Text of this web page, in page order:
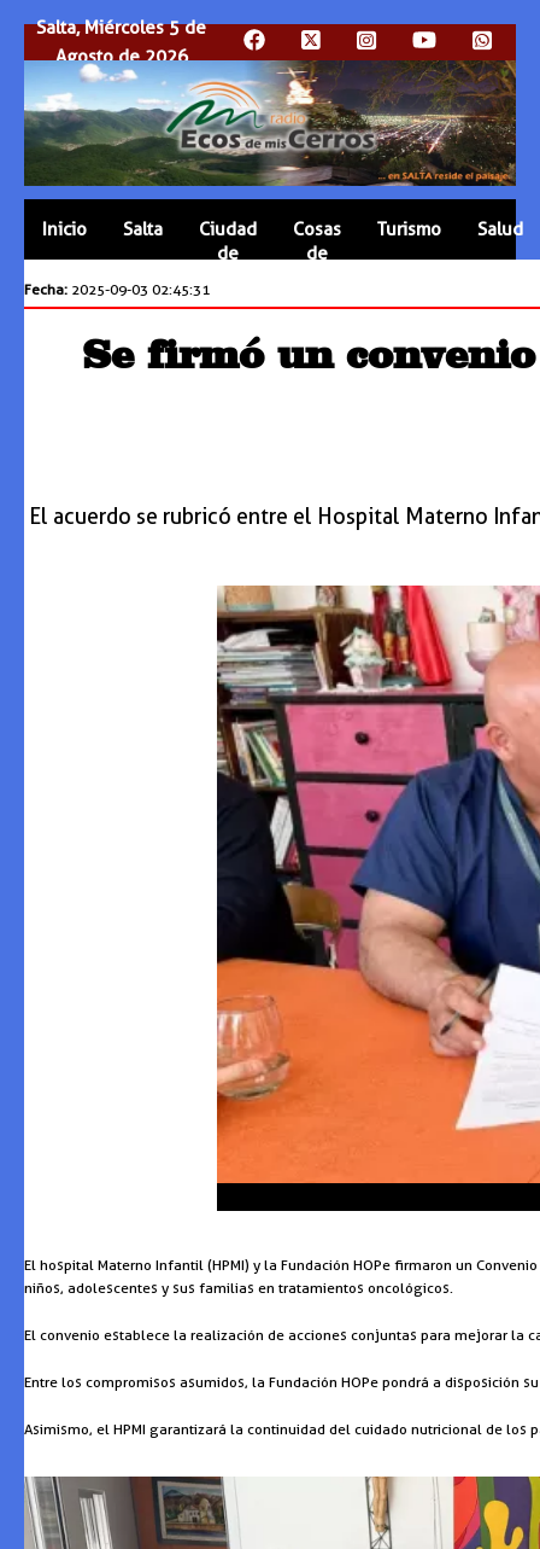
Salta, Miércoles 5 de
Agosto de 2026
Inicio Salta
Ciudad
de
Cosas
de
Turismo Salud
Fecha: 2025-09-03 02:45:31
Se firmó un
El acuerdo se rubricó entre el Hospital Materno
El hospital Materno Infantil (HPMI) y la Fundación HOPe firmaron un
niños, adolescentes y sus familias en tratamientos oncológicos.
El convenio establece la realización de acciones conjuntas para mejorar la
Entre los compromisos asumidos, la Fundación HOPe pondrá a
Asimismo, el HPMI garantizará la continuidad del cuidado nutricional de